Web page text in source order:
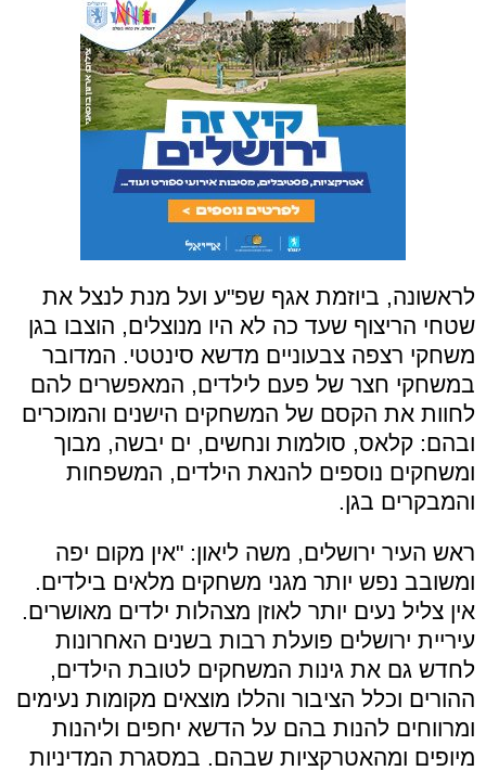
לראשונה, ביוזמת אגף שפ"ע ועל מנת לנצל את
שטחי הריצוף שעד כה לא היו מנוצלים, הוצבו בגן
משחקי רצפה צבעוניים מדשא סינטטי. המדובר
במשחקי חצר של פעם לילדים, המאפשרים להם
לחוות את הקסם של המשחקים הישנים והמוכרים
ובהם: קלאס, סולמות ונחשים, ים יבשה, מבוך
ומשחקים נוספים להנאת הילדים, המשפחות
והמבקרים בגן.
ראש העיר ירושלים, משה ליאון: "אין מקום יפה
ומשובב נפש יותר מגני משחקים מלאים בילדים.
אין צליל נעים יותר לאוזן מצהלות ילדים מאושרים.
עיריית ירושלים פועלת רבות בשנים האחרונות
לחדש גם את גינות המשחקים לטובת הילדים,
ההורים וכלל הציבור והללו מוצאים מקומות נעימים
ומרווחים להנות בהם על הדשא יחפים וליהנות
מיופים ומהאטרקציות שבהם. במסגרת המדיניות